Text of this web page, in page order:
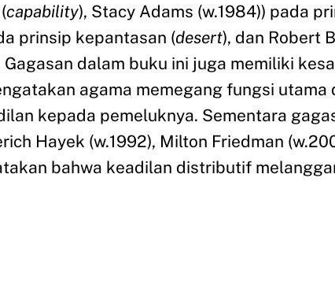
capability), Stacy Adams (w.1984)) pada
prinsip kepantasan (desert), dan Robert
Gagasan dalam buku ini juga memiliki
agama memegang fungsi utama
kepada pemeluknya. Sementara
Hayek (w.1992), Milton Friedman
bahwa keadilan distributif